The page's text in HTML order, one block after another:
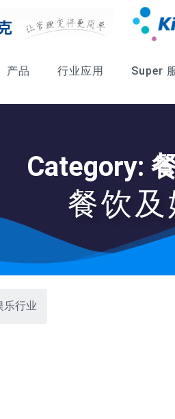
产品 行业应用 Super
Category:
餐饮
乐行业